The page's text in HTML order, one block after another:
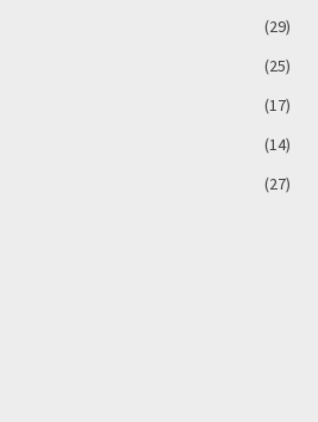
(29)
(25)
(17)
(14)
(27)